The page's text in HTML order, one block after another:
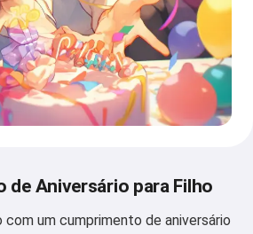
de Aniversário para Filho
com um cumprimento de aniversário